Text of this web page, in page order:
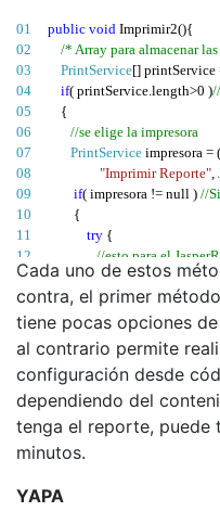
01 public void Imprimir2(){
02
/* Array para almacenar
03
PrintService[] printService
04
if( printService length>0 )
05
{
06
//se elige la impresora
07
PrintService impresora = (
08
"Imprimir Reporte"
09
if( impresora != null ) //
10
{
11
try {
12
//esto para el
13
JasperReport
14
                   JasperPrint jasperPrint
15
//se carga el reporte
in
17
                   jasperReport
= (
18
//se procesa el
19
                   jasperPrint
=
20
//se manda a la
22
                   jrprintServiceExporter
24
                   jrprintServiceExporter
Cada uno de estos
contra, el primer
tiene pocas opciones
al contrario permite
configuración desde
dependiendo del
tenga el reporte, puede
minutos.
YAPA